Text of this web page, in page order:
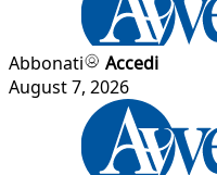
Abbonati
Accedi
August 7, 2026